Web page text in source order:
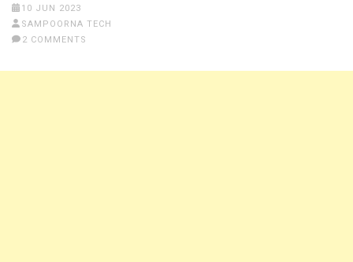
10 JUN 2023
SAMPOORNA TECH
2 COMMENTS